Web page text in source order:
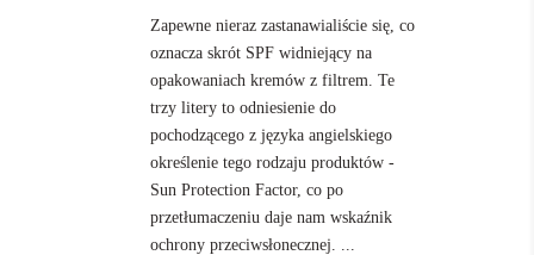
Zapewne nieraz zastanawialiście się, co
oznacza skrót SPF widniejący na
opakowaniach kremów z filtrem. Te
trzy litery to odniesienie do
pochodzącego z języka angielskiego
określenie tego rodzaju produktów -
Sun Protection Factor, co po
przetłumaczeniu daje nam wskaźnik
ochrony przeciwsłonecznej.